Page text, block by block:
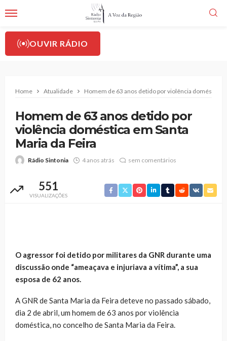
OUVIR RÁDIO
Home Atualidade Homem de 63 anos detido por violência doméstica
Homem de 63 anos detido por
violência doméstica em Santa
Maria da Feira
Rádio Sintonia 4 anos atrás sem comentários
551
VISUALIZAÇÕES
O agressor foi detido por militares da GNR durante uma
discussão onde “ameaçava e injuriava a vítima”, a sua
esposa de 62 anos.
A GNR de Santa Maria da Feira deteve no passado sábado,
dia 2 de abril, um homem de 63 anos por violência
doméstica, no concelho de Santa Maria da Feira.